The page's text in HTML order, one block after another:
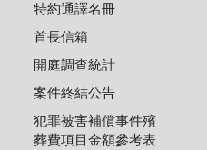
特約通譯名冊
首長信箱
開庭調查統計
案件終結公告
犯罪被害補償事件殯
葬費項目金額參考表